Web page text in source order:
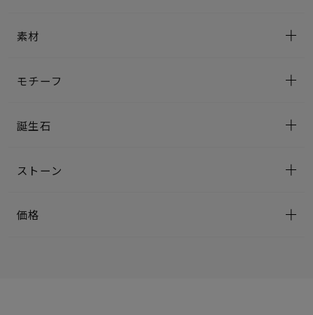
素材
モチーフ
誕生石
ストーン
価格